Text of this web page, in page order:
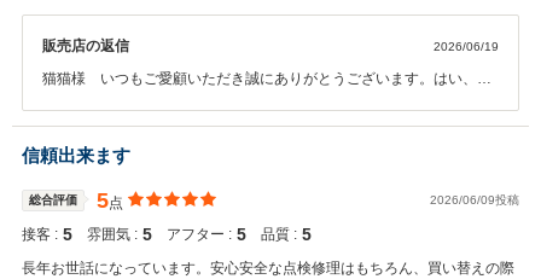
販売店の返信 2026/06/19
猫猫様 いつもご愛顧いただき誠にありがとうございます。はい、４
謝しております。最近では奥様がメンテナンスにご来店頂いて楽しい
お話のお時間を毎回頂いておりいつの間にか、オイル交換が終わって
いるなど。ティータイムを楽しみにして頂きニコニコ笑顔で嬉しいお
言葉も下さいます。『また来たい』と感じて頂けるよう待ち時間も思
考を変えていっております。これからも楽しみにご来店下さい。有り
難うございました。
信頼出来ます
総合評価 5点 2026/06/09投稿
接客 : 5 雰囲気 : 5 アフター : 5 品質 : 5
長年お世話になっています。安心安全な点検修理はもちろん、買い替えの際